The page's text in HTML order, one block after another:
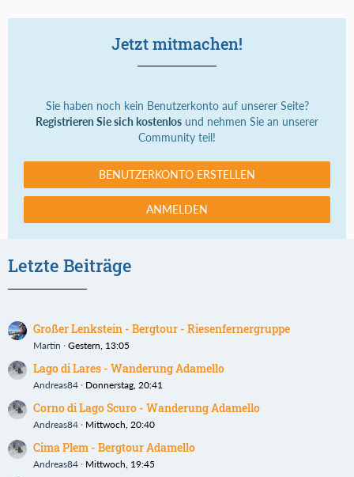
Jetzt mitmachen!
Sie haben noch kein Benutzerkonto auf unserer Seite?
Registrieren Sie sich kostenlos und nehmen Sie an unserer
Community teil!
BENUTZERKONTO ERSTELLEN
ANMELDEN
Letzte Beiträge
Großer Lenkstein - Bergtour - Riesenfernergruppe
Martin Gestern, 13:05
Lago di Lares - Wanderung Adamello
Andreas84 Donnerstag, 20:41
Corno di Lago Scuro - Wanderung Adamello
Andreas84 Mittwoch, 20:40
Cima Plem - Bergtour Adamello
Andreas84 Mittwoch, 19:45